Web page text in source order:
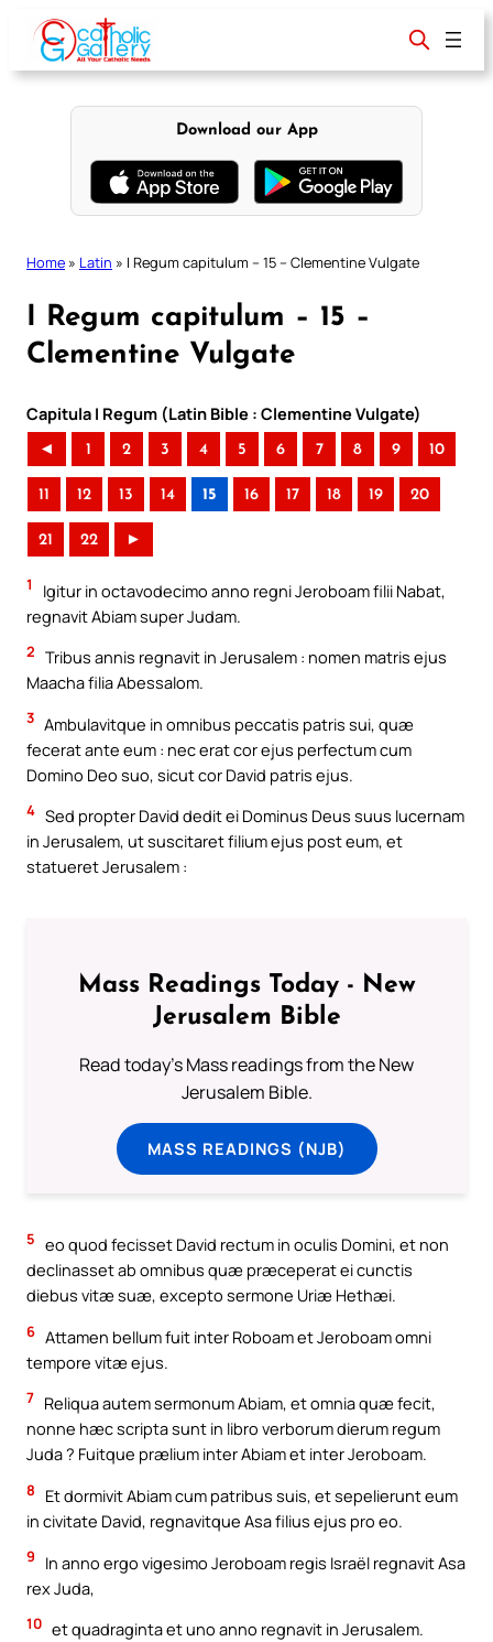
content
Download our App
Home » Latin » I Regum capitulum – 15 – Clementine Vulgate
I Regum capitulum – 15 –
Clementine Vulgate
Capitula I Regum (Latin Bible : Clementine Vulgate)
◄ 1 2 3 4 5 6 7 8 9 10
11 12 13 14 15 16 17 18 19 20
21 22 ►
1
Igitur in octavodecimo anno regni Jeroboam filii Nabat,
regnavit Abiam super Judam.
2 Tribus annis regnavit in Jerusalem : nomen matris ejus
Maacha filia Abessalom.
3 Ambulavitque in omnibus peccatis patris sui, quæ
fecerat ante eum : nec erat cor ejus perfectum cum
Domino Deo suo, sicut cor David patris ejus.
4 Sed propter David dedit ei Dominus Deus suus lucernam
in Jerusalem, ut suscitaret filium ejus post eum, et
statueret Jerusalem :
Mass Readings Today - New
Jerusalem Bible
Read today's Mass readings from the New
Jerusalem Bible.
MASS READINGS (NJB)
5 eo quod fecisset David rectum in oculis Domini, et non
declinasset ab omnibus quæ præceperat ei cunctis
diebus vitæ suæ, excepto sermone Uriæ Hethæi.
6 Attamen bellum fuit inter Roboam et Jeroboam omni
tempore vitæ ejus.
7 Reliqua autem sermonum Abiam, et omnia quæ fecit,
nonne hæc scripta sunt in libro verborum dierum regum
Juda ? Fuitque prælium inter Abiam et inter Jeroboam.
8
Et dormivit Abiam cum patribus suis, et sepelierunt eum
in civitate David, regnavitque Asa filius ejus pro eo.
9
In anno ergo vigesimo Jeroboam regis Israël regnavit Asa
rex Juda,
10 et quadraginta et uno anno regnavit in Jerusalem.